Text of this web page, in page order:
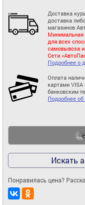
Доставка
доставка
магазинов
Минимальная
для всех
самовывоза
Сети
Подробнее о
Оплата
картами VISA
банковским
Подробнее об
Искать
Понравилась цена?